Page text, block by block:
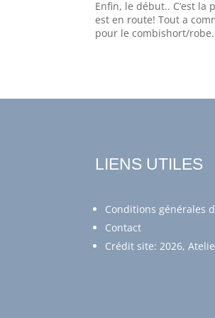
Enfin, le début.. C’est
est en route! Tout a
pour le combishort/
LIENS UTILES
Conditions générales
Contact
Crédit site: 2026,